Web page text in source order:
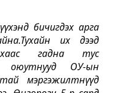
бичигдэх арга
их дээд
гадна тус
оюутнууд ОУ-ын
мэргэжилтнүүд